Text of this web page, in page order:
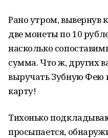
Рано утром,
две монеты по 10
насколько
сумма. Что ж, других
выручать Зубную Фею
карту!
Тихонько
просыпается,